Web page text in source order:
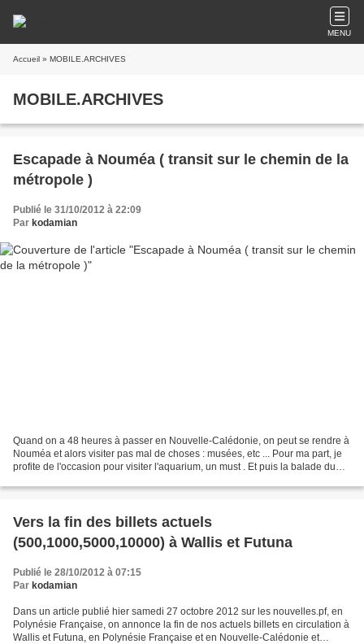
MENU
Accueil » MOBILE.ARCHIVES
MOBILE.ARCHIVES
Escapade à Nouméa ( transit sur le chemin de la
métropole )
Publié le 31/10/2012 à 22:09
Par kodamian
Quand on a 48 heures à passer en Nouvelle-Calédonie, on peut se rendre à
Nouméa et alors visiter pas mal de choses : musées, etc ... Pour ma part, je
profite de l'occasion pour visiter l'aquarium, un must . Et puis la balade du
Vers la fin des billets actuels
(500,1000,5000,10000) à Wallis et Futuna
Publié le 28/10/2012 à 07:15
Par kodamian
Dans un article publié hier samedi 27 octobre 2012 sur les nouvelles.pf, en
Polynésie Française, on annonce la fin de nos actuels billets en circulation à
Wallis et Futuna, en Polynésie Française et en Nouvelle-Calédonie et